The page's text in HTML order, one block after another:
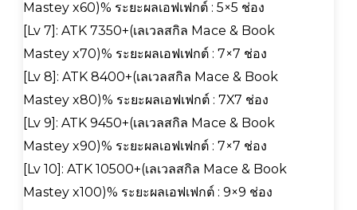
Mastey x60)% ระยะผลเอฟเฟกต์ : 5×5 ช่อง
[Lv 7]: ATK 7350+(เลเวลสกิล Mace & Book
Mastey x70)% ระยะผลเอฟเฟกต์ : 7×7 ช่อง
[Lv 8]: ATK 8400+(เลเวลสกิล Mace & Book
Mastey x80)% ระยะผลเอฟเฟกต์ : 7X7 ช่อง
[Lv 9]: ATK 9450+(เลเวลสกิล Mace & Book
Mastey x90)% ระยะผลเอฟเฟกต์ : 7×7 ช่อง
[Lv 10]: ATK 10500+(เลเวลสกิล Mace & Book
Mastey x100)% ระยะผลเอฟเฟกต์ : 9×9 ช่อง